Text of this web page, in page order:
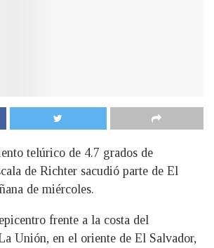
telúrico de 4.7 grados de
de Richter sacudió parte de El
de miércoles.
frente a la costa del
Unión, en el oriente de El Salvador,